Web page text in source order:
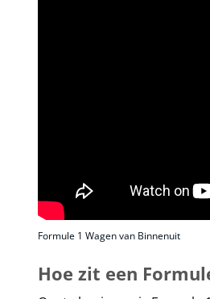
Formule 1 Wagen van Binnenuit
Hoe zit een